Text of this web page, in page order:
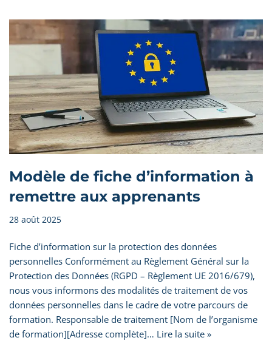
Modèle de fiche d’information à
remettre aux apprenants
28 août 2025
Fiche d’information sur la protection des données
personnelles Conformément au Règlement Général sur la
Protection des Données (RGPD – Règlement UE 2016/679),
nous vous informons des modalités de traitement de vos
données personnelles dans le cadre de votre parcours de
formation. Responsable de traitement [Nom de l’organisme
de formation][Adresse complète]… Lire la suite »